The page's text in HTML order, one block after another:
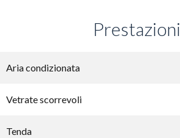
Prestazioni
Aria condizionata
Vetrate scorrevoli
Tenda